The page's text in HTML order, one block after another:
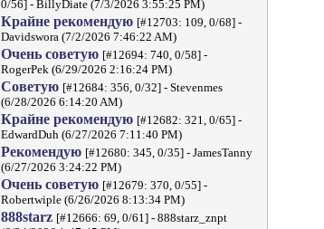
0/56] - BillyDiate (7/3/2026 3:55:25 PM)
Крайне рекомендую [#12703: 109, 0/68] -
Davidswora (7/2/2026 7:46:22 AM)
Очень советую [#12694: 740, 0/58] -
RogerPek (6/29/2026 2:16:24 PM)
Советую [#12684: 356, 0/32] - Stevenmes
(6/28/2026 6:14:20 AM)
Крайне рекомендую [#12682: 321, 0/65] -
EdwardDuh (6/27/2026 7:11:40 PM)
Рекомендую [#12680: 345, 0/35] - JamesTanny
(6/27/2026 3:24:22 PM)
Очень советую [#12679: 370, 0/55] -
Robertwiple (6/26/2026 8:13:34 PM)
888starz [#12666: 69, 0/61] - 888starz_znpt